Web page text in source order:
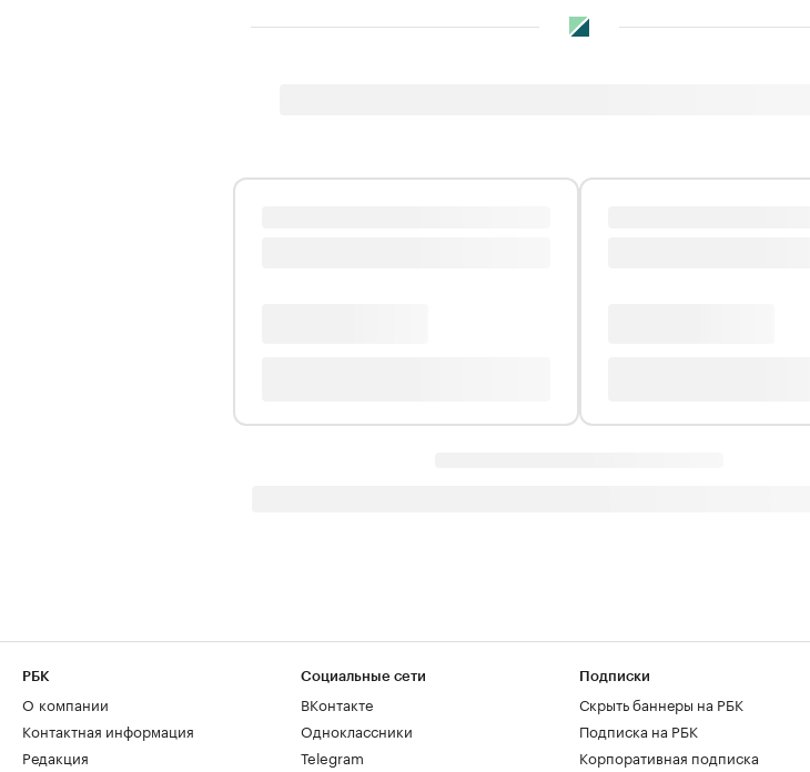
РБК
О компании
Контактная информация
Редакция
Социальные сети
ВКонтакте
Одноклассники
Telegram
Подписки
Скрыть баннеры на РБК
Подписка на РБК
Корпоративная подписка